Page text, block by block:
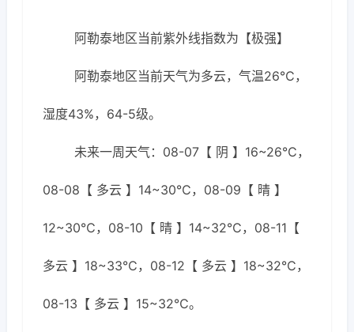
阿勒泰地区当前紫外线指数为【极强】
阿勒泰地区当前天气为多云，气温26℃，
湿度43%，64-5级。
未来一周天气：08-07【 阴 】16~26℃，
08-08【 多云 】14~30℃，08-09【 晴 】
12~30℃，08-10【 晴 】14~32℃，08-11【
多云 】18~33℃，08-12【 多云 】18~32℃，
08-13【 多云 】15~32℃。